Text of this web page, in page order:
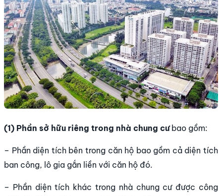
(1) Phần sở hữu riêng trong nhà chung cư bao gồm:
– Phần diện tích bên trong căn hộ bao gồm cả diện tích
ban công, lô gia gắn liền với căn hộ đó.
– Phần diện tích khác trong nhà chung cư được công